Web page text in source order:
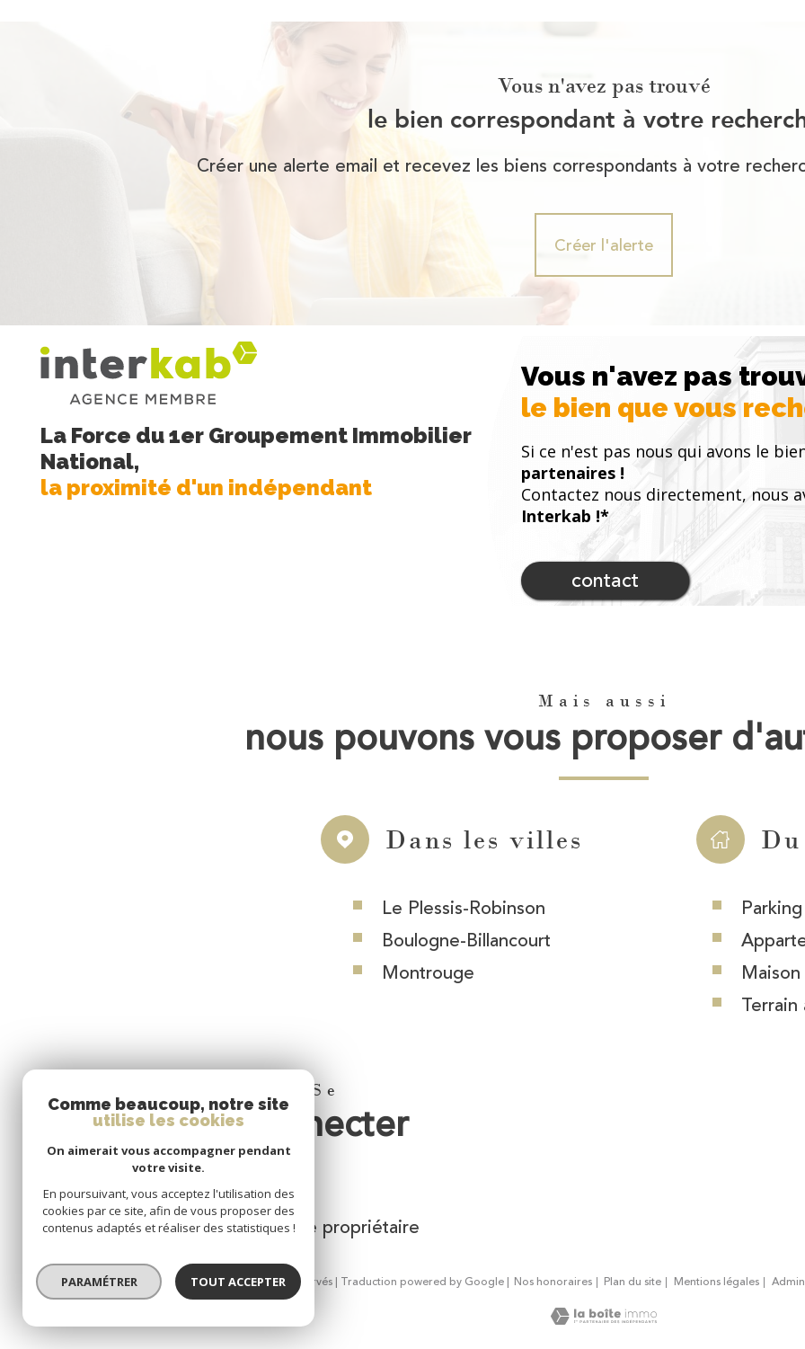
Vous n'avez pas trouvé
le bien correspondant à votre
Créer une alerte email et recevez les biens correspondants à votre
Créer l'alerte
La Force du 1er Groupement Immobilier
National,
la proximité d'un indépendant
Vous n'avez pas
le bien que vous
Si ce n'est pas nous qui avons le
partenaires !
Contactez nous directement, nous
Interkab !*
contact
Mais aussi
nous pouvons vous proposer
Dans les villes
Le Plessis-Robinson
Boulogne-Billancourt
Montrouge
Parking
Maison
Se
connecter
espace propriétaire
© 2026 | Tous droits réservés | Traduction powered by Google | Nos honoraires Plan du site Mentions légales Admin
Comme beaucoup, notre site
utilise les cookies
On aimerait vous accompagner pendant
votre visite.
En poursuivant, vous acceptez l'utilisation des
cookies par ce site, afin de vous proposer des
contenus adaptés et réaliser des statistiques !
PARAMÉTRER TOUT ACCEPTER